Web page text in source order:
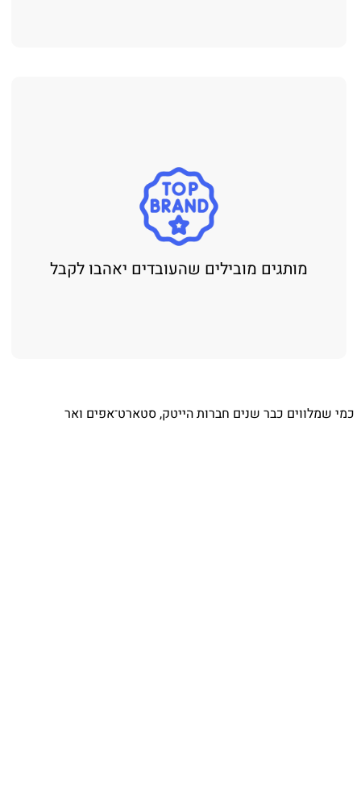
מותגים מובילים שהעובדים יאהבו לקבל
⁨ כמי שמלווים כבר שנים חברות הייטק, סטארט־אפים ואר